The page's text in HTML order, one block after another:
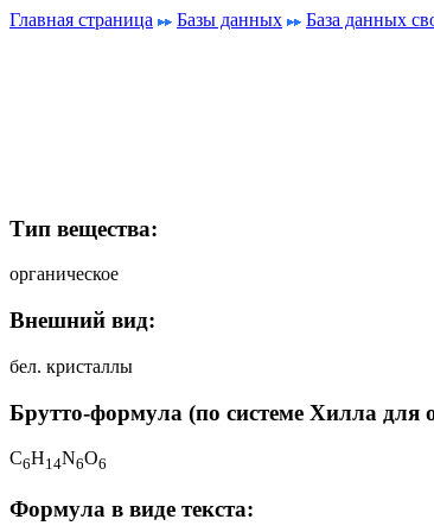
Главная страница Базы данных База данных
Тип вещества:
органическое
Внешний вид:
бел. кристаллы
Брутто-формула (по системе Хилла для
C6H14N6O6
Формула в виде текста: